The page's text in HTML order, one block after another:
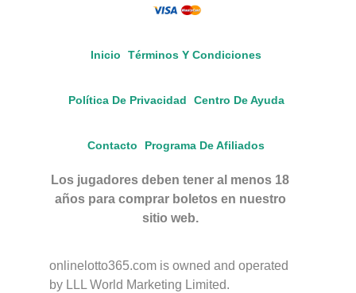
Inicio Términos Y Condiciones
Política De Privacidad Centro De Ayuda
Contacto Programa De Afiliados
Los jugadores deben tener al menos 18
años para comprar boletos en nuestro
sitio web.
onlinelotto365.com is owned and operated
by LLL World Marketing Limited.